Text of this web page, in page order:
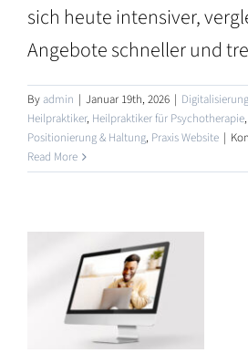
sich heute intensiver,
Angebote schneller und
Byadmin | Januar 19th, 2026 |
Heilpraktiker, Heilpraktiker für Psychotherapie,
Positionierung & Haltung, Praxis Website |
Read More